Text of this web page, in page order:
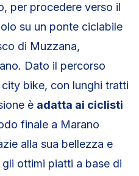
per procedere verso il
su un ponte ciclabile
di Muzzana,
Dato il percorso
bike, con lunghi tratti
è adatta ai ciclisti
finale a Marano
alla sua bellezza e
ottimi piatti a base di